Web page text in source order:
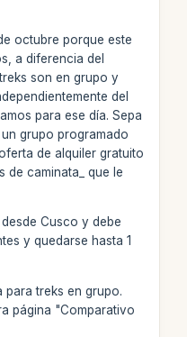
octubre porque este
a diferencia del
son en grupo y
del
para ese día. Sepa
grupo programado
de alquiler gratuito
de caminata_ que le
Cusco y debe
y quedarse hasta 1
treks en grupo.
página "Comparativo